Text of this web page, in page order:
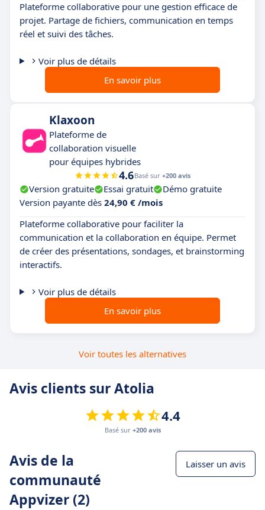
Plateforme collaborative pour une gestion efficace de
projet. Partage de fichiers, communication en temps
réel et suivi des tâches.
Voir plus de détails
En savoir plus
Klaxoon
Plateforme de
collaboration visuelle
pour équipes hybrides
4.6Basé sur +200 avis
Version gratuite Essai gratuit
Démo gratuite
Version payante dès 24,90 € /mois
Plateforme collaborative pour faciliter la
communication et la collaboration en équipe. Permet
de créer des présentations, sondages, et brainstorming
interactifs.
Voir plus de détails
En savoir plus
Voir toutes les alternatives
Avis clients sur Atolia
4.4
Basé sur +200 avis
Avis de la
communauté
Appvizer (2)
Laisser un avis